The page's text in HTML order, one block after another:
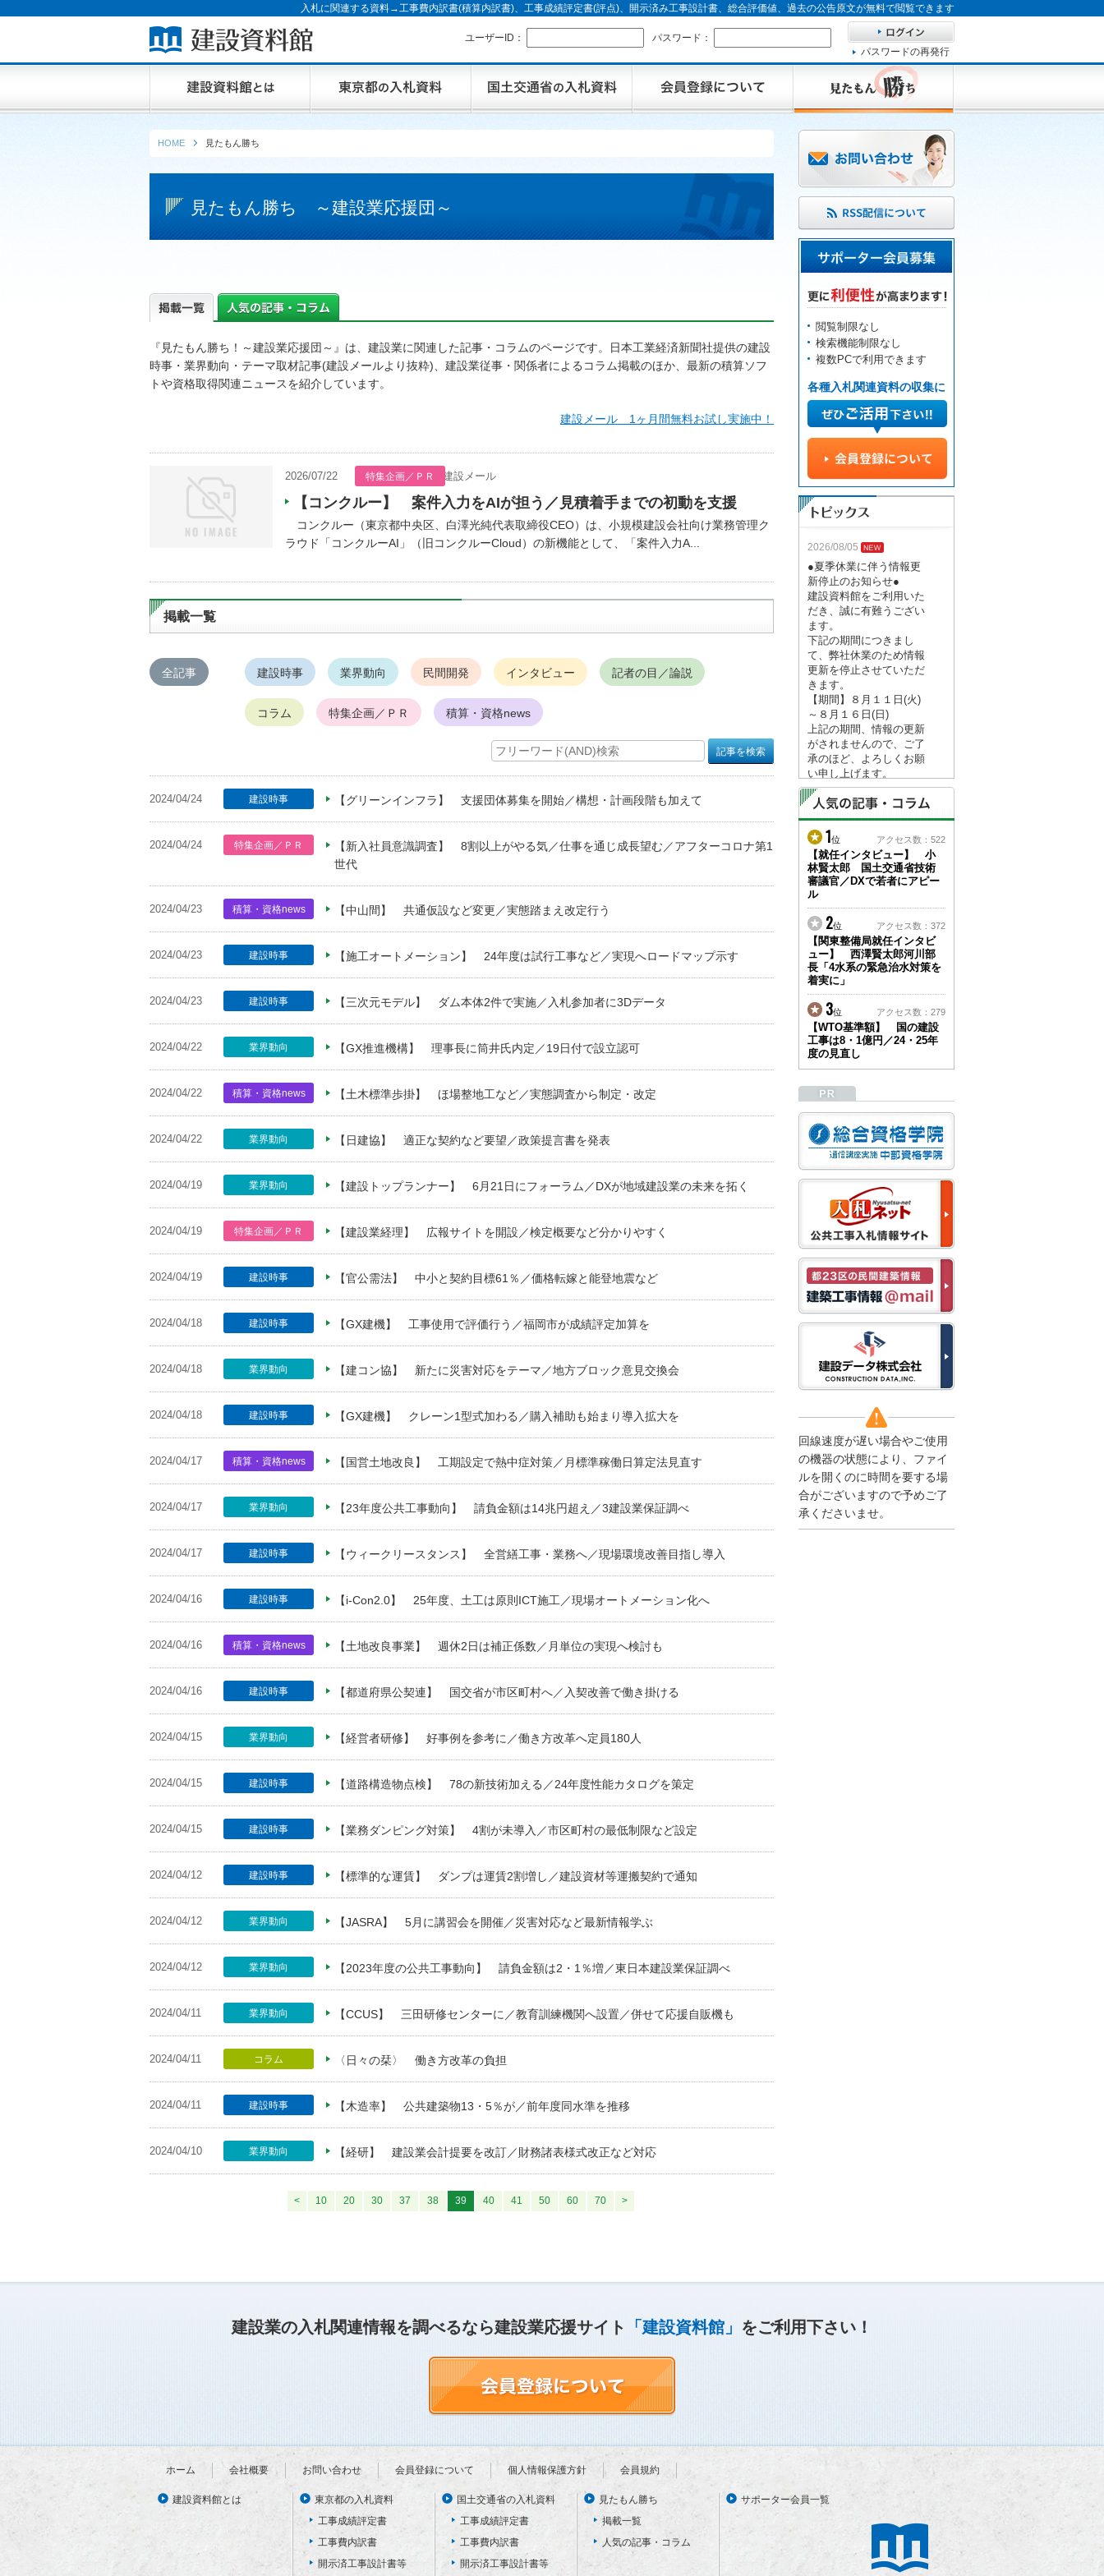
入札に関連する資料→工事費内訳書(積算内訳書)、工事成績評定書(評点)、開示済み工事設計書、総合評価値、過去の公告原文が無料で閲覧できます
ユーザーID：
パスワード：
パスワードの再発行
HOME 見たもん勝ち
見たもん勝ち ～建設業応援団～
『見たもん勝ち！～建設業応援団～』は、建設業に関連した記事・コラムのページです。日本工業経済新聞社提供の建設
時事・業界動向・テーマ取材記事(建設メールより抜粋)、建設業従事・関係者によるコラム掲載のほか、最新の積算ソフ
トや資格取得関連ニュースを紹介しています。
建設メール 1ヶ月間無料お試し実施中！
2026/07/22 特集企画／ＰＲ 建設メール
【コンクルー】 案件入力をAIが担う／見積着手までの初動を支援
コンクルー（東京都中央区、白澤光純代表取締役CEO）は、小規模建設会社向け業務管理ク
ラウド「コンクルーAI」（旧コンクルーCloud）の新機能として、「案件入力A...
掲載一覧
全記事 建設時事 業界動向 民間開発 インタビュー 記者の目／論説
コラム 特集企画／ＰＲ 積算・資格news
建設時事
2024/04/24 【グリーンインフラ】 支援団体募集を開始／構想・計画段階も加えて
特集企画／ＰＲ
2024/04/24
【新入社員意識調査】 8割以上がやる気／仕事を通じ成長望む／アフターコロナ第1
世代
積算・資格news
2024/04/23 【中山間】 共通仮設など変更／実態踏まえ改定行う
建設時事
2024/04/23 【施工オートメーション】 24年度は試行工事など／実現へロードマップ示す
建設時事
2024/04/23 【三次元モデル】 ダム本体2件で実施／入札参加者に3Dデータ
業界動向
2024/04/22 【GX推進機構】 理事長に筒井氏内定／19日付で設立認可
積算・資格news
2024/04/22 【土木標準歩掛】 ほ場整地工など／実態調査から制定・改定
業界動向
2024/04/22 【日建協】 適正な契約など要望／政策提言書を発表
業界動向
2024/04/19 【建設トップランナー】 6月21日にフォーラム／DXが地域建設業の未来を拓く
特集企画／ＰＲ
2024/04/19 【建設業経理】 広報サイトを開設／検定概要など分かりやすく
建設時事
2024/04/19 【官公需法】 中小と契約目標61％／価格転嫁と能登地震など
建設時事
2024/04/18 【GX建機】 工事使用で評価行う／福岡市が成績評定加算を
業界動向
2024/04/18 【建コン協】 新たに災害対応をテーマ／地方ブロック意見交換会
建設時事
2024/04/18 【GX建機】 クレーン1型式加わる／購入補助も始まり導入拡大を
積算・資格news
2024/04/17 【国営土地改良】 工期設定で熱中症対策／月標準稼働日算定法見直す
業界動向
2024/04/17 【23年度公共工事動向】 請負金額は14兆円超え／3建設業保証調べ
建設時事
2024/04/17 【ウィークリースタンス】 全営繕工事・業務へ／現場環境改善目指し導入
建設時事
2024/04/16 【i-Con2.0】 25年度、土工は原則ICT施工／現場オートメーション化へ
積算・資格news
2024/04/16 【土地改良事業】 週休2日は補正係数／月単位の実現へ検討も
建設時事
2024/04/16 【都道府県公契連】 国交省が市区町村へ／入契改善で働き掛ける
業界動向
2024/04/15 【経営者研修】 好事例を参考に／働き方改革へ定員180人
建設時事
2024/04/15 【道路構造物点検】 78の新技術加える／24年度性能カタログを策定
建設時事
2024/04/15 【業務ダンピング対策】 4割が未導入／市区町村の最低制限など設定
建設時事
2024/04/12 【標準的な運賃】 ダンプは運賃2割増し／建設資材等運搬契約で通知
業界動向
2024/04/12 【JASRA】 5月に講習会を開催／災害対応など最新情報学ぶ
業界動向
2024/04/12 【2023年度の公共工事動向】 請負金額は2・1％増／東日本建設業保証調べ
業界動向
2024/04/11 【CCUS】 三田研修センターに／教育訓練機関へ設置／併せて応援自販機も
コラム
2024/04/11 〈日々の栞〉 働き方改革の負担
建設時事
2024/04/11 【木造率】 公共建築物13・5％が／前年度同水準を推移
業界動向
2024/04/10 【経研】 建設業会計提要を改訂／財務諸表様式改正など対応
< 10 20 30 37 38 39 40 41 50 60 70 >
閲覧制限なし
検索機能制限なし
複数PCで利用できます
各種入札関連資料の収集に
2026/08/05
●夏季休業に伴う情報更
新停止のお知らせ●
建設資料館をご利用いた
だき、誠に有難うござい
ます。
下記の期間につきまし
て、弊社休業のため情報
更新を停止させていただ
きます。
【期間】８月１１日(火)
～８月１６日(日)
上記の期間、情報の更新
がされませんので、ご了
承のほど、よろしくお願
い申し上げます。
なお、情報は８月１７日
(月)より登録されます。
2026/04/23
●ゴールデンウィークに
伴う情報更新停止のお知
らせ(05/02～05/10)●
ユーザー各位
建設資料館をご利用いた
だき、誠に有難うござい
ます。
下記の期間につきまし
て、弊社休業のため情報
更新を停止させていただ
きます。
【期間】５月２日(土)～
５月１０日(日)
上記の期間、情報の更新
がされませんので、ご了
い申し上げます。
から通常通り運営いたし
ます。
2025/12/22
●年末年始に伴う情報更
新停止のお知らせ●
建設資料館をご利用いた
だき、誠に有難うござい
ます。
下記の期間につきまし
て、弊社休業のため情報
更新を停止させていただ
きます。
【期間】１２月２７日
(土)～１月４日(日)
上記の期間、情報の更新
がされませんので、ご了
承のほど、よろしくお願
なお、情報は１月５日
(月)より登録されます。
2025/08/04
●夏季休業に伴う情報更
新停止のお知らせ●
建設資料館をご利用いた
だき、誠に有難うござい
1位 アクセス数：522
【就任インタビュー】 小
林賢太郎 国土交通省技術
審議官／DXで若者にアピー
ル
2位 アクセス数：372
【関東整備局就任インタビ
ュー】 西澤賢太郎河川部
長「4水系の緊急治水対策を
着実に」
3位 アクセス数：279
【WTO基準額】 国の建設
工事は8・1億円／24・25年
度の見直し
回線速度が遅い場合やご使用
の機器の状態により、ファイ
ルを開くのに時間を要する場
合がございますので予めご了
承くださいませ。
建設業の入札関連情報を調べるなら建設業応援サイト 「建設資料館」 をご利用下さい！
ホーム 会社概要 お問い合わせ 会員登録について 個人情報保護方針 会員規約
建設資料館とは
東京都の入札資料
工事成績評定書
工事費内訳書
開示済工事設計書等
国土交通省の入札資料
工事成績評定書
工事費内訳書
開示済工事設計書等
見たもん勝ち
掲載一覧
人気の記事・コラム
サポーター会員一覧